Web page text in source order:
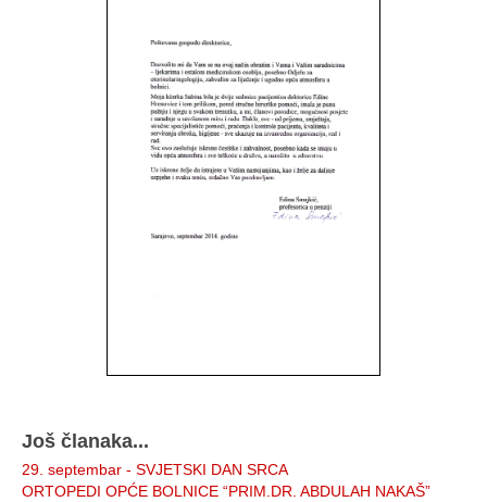
Još članaka...
29. septembar - SVJETSKI DAN SRCA
ORTOPEDI OPĆE BOLNICE “PRIM.DR. ABDULAH NAKAŠ”